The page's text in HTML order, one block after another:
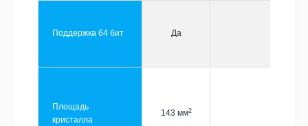
Поддержка 64 бит Да
Площадь
кристалла
143 мм2